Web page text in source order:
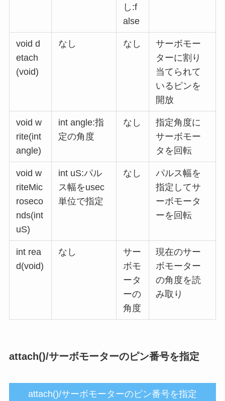
し:f
alse
void d
etach
(void)
なし なし
サーボモー
ターに割り
当てられて
いるピンを
開放
void w
rite(int
angle)
int angle:指
定の角度
なし
指定角度に
サーボモー
タを回転
void w
riteMic
roseco
nds(int
uS)
int uS:パル
ス幅をusec
単位で指定
なし
パルス幅を
指定してサ
ーボモータ
ーを回転
int rea
d(void)
なし
サー
ボモ
ータ
ーの
角度
現在のサー
ボモーター
の角度を読
み取り
attach()/サーボモーターのピン番号を指定
attach()/サーボモーターのピン番号を指定